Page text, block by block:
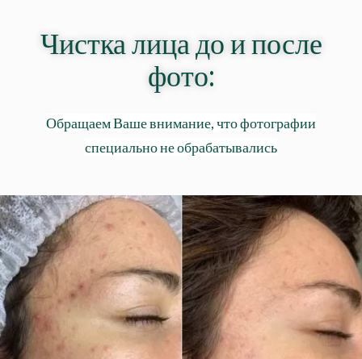
Чистка лица до и после
фото:
Обращаем Ваше внимание, что фотографии
специально не обрабатывались